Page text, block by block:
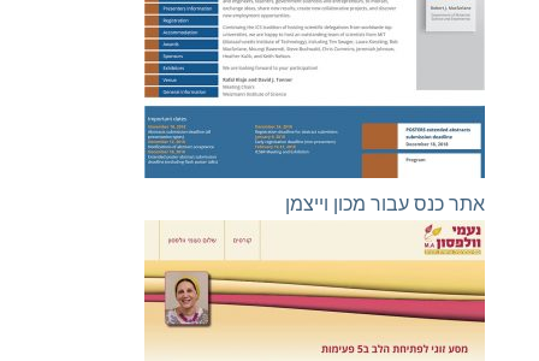
אתר כנס עבור מכון וייצמן